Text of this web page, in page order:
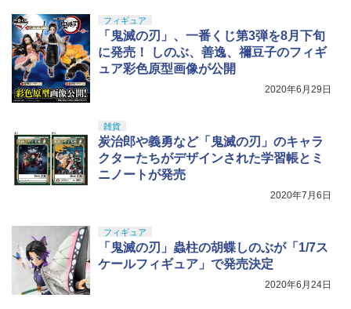
￥2,240
5
TAMASHII NATIONS オリジン・オブ・
バルキリー 超時空要塞マクロス VF-1J
バルキリー45th Anniv. 約225mm ABS&
ダイキャスト製 塗装済み可動フィギュア
5
BANDAI SPIRITS(バンダイスピリッツ)
30MS SIS-H00 セスティエ[カラーC] 色
分け済みプラモデル
￥4,450
￥3,815
型用接着剤 87003
￥184
フィギュア
「鬼滅の刃」、一番くじ第3弾を8月下旬
に発売！ しのぶ、善逸、禰豆子のフィギ
ュア彩色原型画像が公開
2020年6月29日
雑貨
炭治郎や義勇など「鬼滅の刃」のキャラ
クターたちがデザインされた学習帳とミ
ニノートが発売
2020年7月6日
フィギュア
「鬼滅の刃」蟲柱の胡蝶しのぶが「1/7ス
ケールフィギュア」で発売決定
2020年6月24日